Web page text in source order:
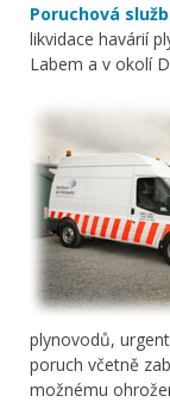
Poruchová
likvidace havárií
Labem a v okolí
plynovodů,
poruch včetně
možnému